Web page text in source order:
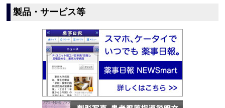
製品・サービス等